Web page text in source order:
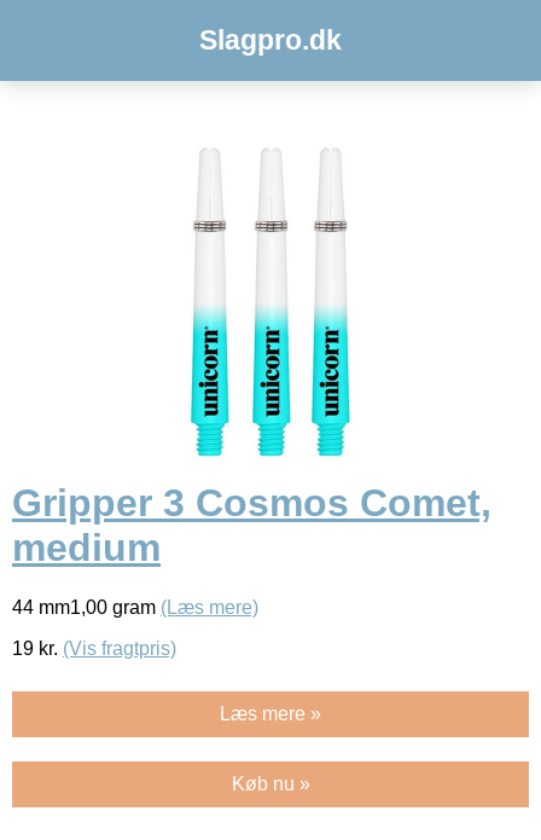
Slagpro.dk
Gripper 3 Cosmos Comet,
medium
44 mm1,00 gram (Læs mere)
19 kr. (Vis fragtpris)
Læs mere »
Køb nu »